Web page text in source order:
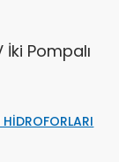
Pompalı